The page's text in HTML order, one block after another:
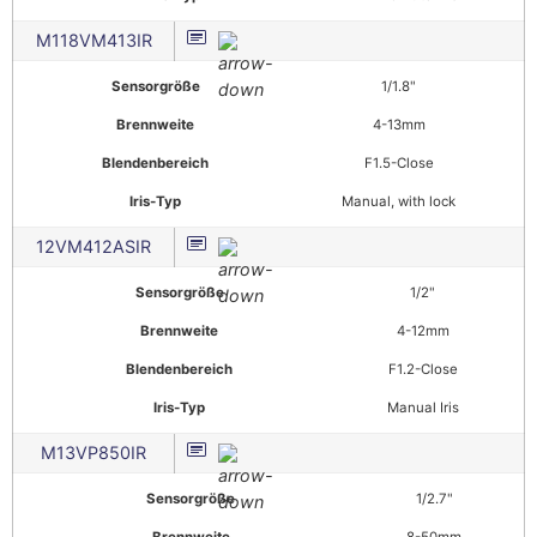
M118VM413IR
Sensorgröße 1/1.8"
Brennweite 4-13mm
Blendenbereich F1.5-Close
Iris-Typ Manual, with lock
12VM412ASIR
Sensorgröße 1/2"
Brennweite 4-12mm
Blendenbereich F1.2-Close
Iris-Typ Manual Iris
M13VP850IR
Sensorgröße 1/2.7"